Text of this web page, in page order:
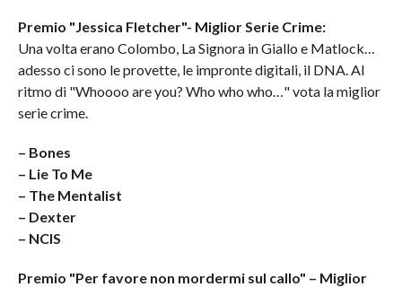
Premio "Jessica Fletcher"- Miglior Serie Crime:
Una volta erano Colombo, La Signora in Giallo e Matlock…
adesso ci sono le provette, le impronte digitali, il DNA. Al
ritmo di "Whoooo are you? Who who who…" vota la miglior
serie crime.
– Bones
– Lie To Me
– The Mentalist
– Dexter
– NCIS
Premio "Per favore non mordermi sul callo" – Miglior